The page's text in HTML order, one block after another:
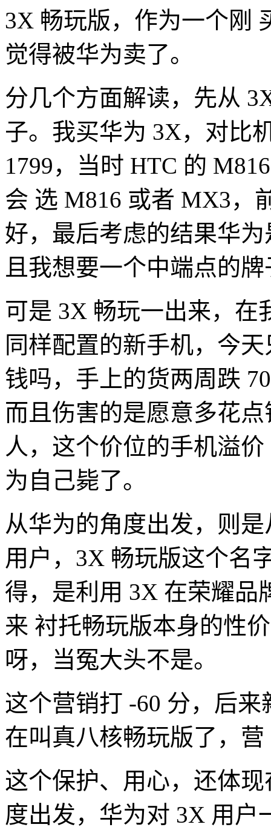
3X 畅玩版，作为一个刚
觉得被华为卖了。
分几个方面解读，先从
子。我买华为 3X，对比
1799，当时 HTC 的
会 选 M816 或者 MX3，
好，最后考虑的结果华
且我想要一个中端点的
可是 3X 畅玩一出来，在
同样配置的新手机，今
钱吗，手上的货两周跌
而且伤害的是愿意多花
人，这个价位的手机溢
为自己毙了。
从华为的角度出发，则
用户，3X 畅玩版这个名
得，是利用 3X 在荣耀品
来 衬托畅玩版本身的性
呀，当冤大头不是。
这个营销打 -60 分，后
在叫真八核畅玩版了，
这个保护、用心，还体
度出发，华为对 3X 用户